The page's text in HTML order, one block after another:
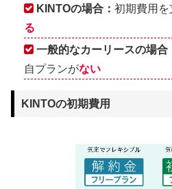
KINTOの場合：初期費用
る
一般的なカーリースの場合
自プランがない
KINTOの初期費用